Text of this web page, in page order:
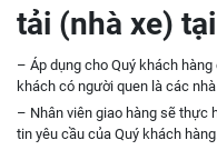
tải (nhà xe)
– Áp dụng cho Quý khách
khách có người quen là các
– Nhân viên giao hàng sẽ thực
tin yêu cầu của Quý khách hàng.